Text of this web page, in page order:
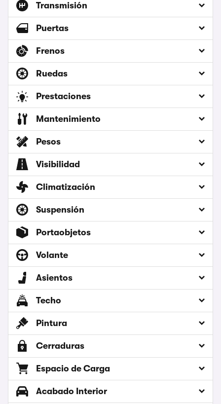
Transmisión
Puertas
Frenos
Ruedas
Prestaciones
Mantenimiento
Pesos
Visibilidad
Climatización
Suspensión
Portaobjetos
Volante
Asientos
Techo
Pintura
Cerraduras
Espacio de Carga
Acabado Interior